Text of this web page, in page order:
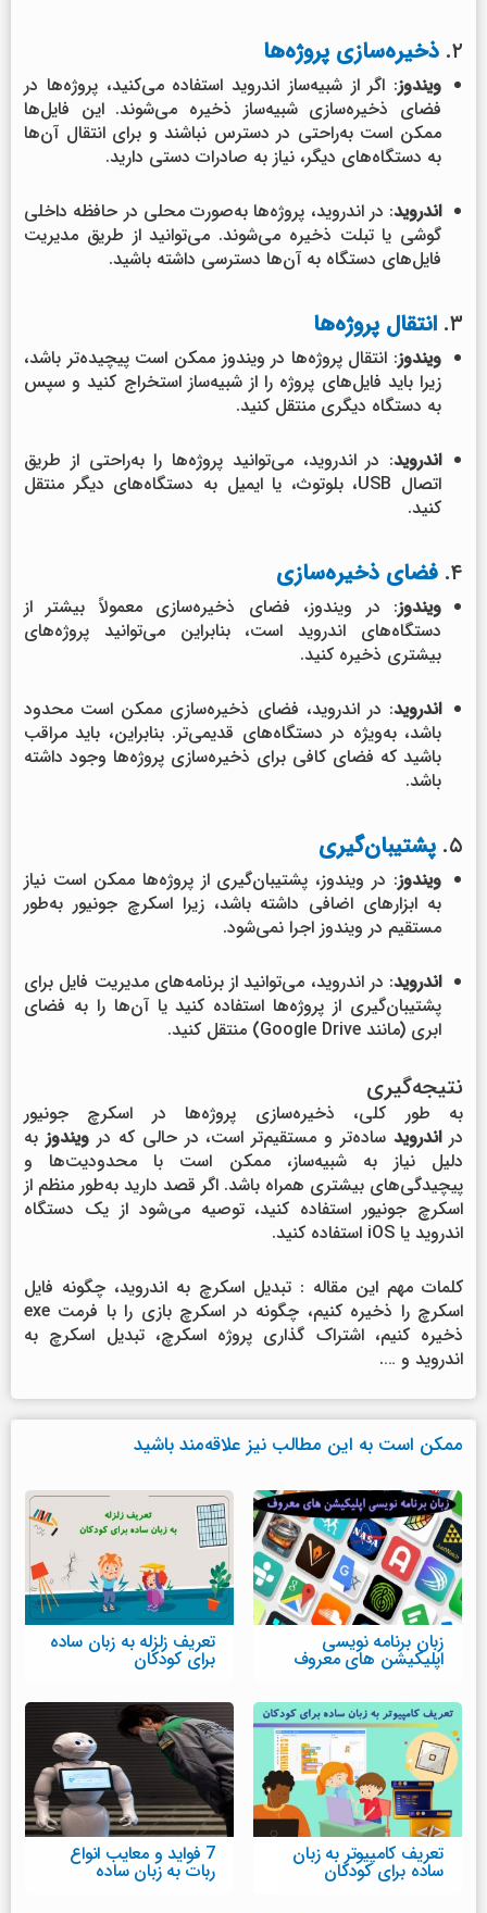
۲. ذخیره‌سازی پروژه‌ها
ویندوز: اگر از شبیه‌ساز اندروید استفاده می‌کنید، پروژه‌ها در
فضای ذخیره‌سازی شبیه‌ساز ذخیره می‌شوند. این فایل‌ها
ممکن است به‌راحتی در دسترس نباشند و برای انتقال آن‌ها
به دستگاه‌های دیگر، نیاز به صادرات دستی دارید.
اندروید: در اندروید، پروژه‌ها به‌صورت محلی در حافظه داخلی
گوشی یا تبلت ذخیره می‌شوند. می‌توانید از طریق مدیریت
فایل‌های دستگاه به آن‌ها دسترسی داشته باشید.
۳. انتقال پروژه‌ها
ویندوز: انتقال پروژه‌ها در ویندوز ممکن است پیچیده‌تر باشد،
زیرا باید فایل‌های پروژه را از شبیه‌ساز استخراج کنید و سپس
به دستگاه دیگری منتقل کنید.
اندروید: در اندروید، می‌توانید پروژه‌ها را به‌راحتی از طریق
اتصال USB، بلوتوث، یا ایمیل به دستگاه‌های دیگر منتقل
کنید.
۴. فضای ذخیره‌سازی
ویندوز: در ویندوز، فضای ذخیره‌سازی معمولاً بیشتر از
دستگاه‌های اندروید است، بنابراین می‌توانید پروژه‌های
بیشتری ذخیره کنید.
اندروید: در اندروید، فضای ذخیره‌سازی ممکن است محدود
باشد، به‌ویژه در دستگاه‌های قدیمی‌تر. بنابراین، باید مراقب
باشید که فضای کافی برای ذخیره‌سازی پروژه‌ها وجود داشته
باشد.
۵. پشتیبان‌گیری
ویندوز: در ویندوز، پشتیبان‌گیری از پروژه‌ها ممکن است نیاز
به ابزارهای اضافی داشته باشد، زیرا اسکرچ جونیور به‌طور
مستقیم در ویندوز اجرا نمی‌شود.
اندروید: در اندروید، می‌توانید از برنامه‌های مدیریت فایل برای
پشتیبان‌گیری از پروژه‌ها استفاده کنید یا آن‌ها را به فضای
ابری (مانند Google Drive) منتقل کنید.
نتیجه‌گیری
به طور کلی، ذخیره‌سازی پروژه‌ها در اسکرچ جونیور
دراندرویدساده‌تر و مستقیم‌تر است، در حالی که درویندوز به
دلیل نیاز به شبیه‌ساز، ممکن است با محدودیت‌ها و
پیچیدگی‌های بیشتری همراه باشد. اگر قصد دارید به‌طور منظم از
اسکرچ جونیور استفاده کنید، توصیه می‌شود از یک دستگاه
اندروید یا iOS استفاده کنید.
کلمات مهم این مقاله : تبدیل اسکرچ به اندروید، چگونه فایل
اسکرچ را ذخیره کنیم، چگونه در اسکرچ بازی را با فرمت exe
ذخیره کنیم، اشتراک گذاری پروژه اسکرچ، تبدیل اسکرچ به
اندروید و ….
ممکن است به این مطالب نیز علاقه‌مند باشید
زبان برنامه نویسی
اپلیکیشن های معروف
تعریف زلزله به زبان ساده
برای کودکان
تعریف کامپیوتر به زبان
ساده برای کودکان
7 فواید و معایب انواع
ربات به زبان ساده